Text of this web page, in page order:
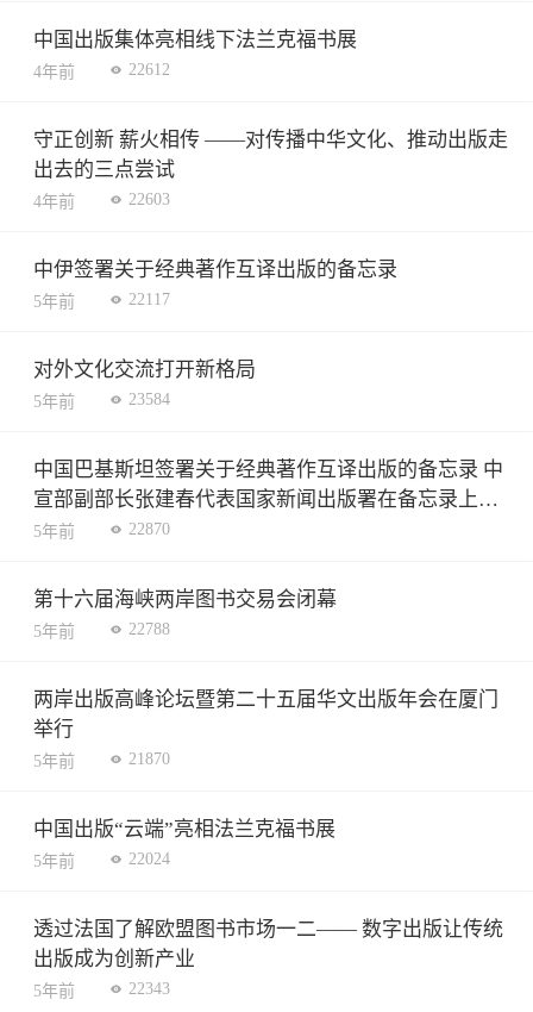
中国出版集体亮相线下法兰克福书展
4年前 22612
守正创新 薪火相传 ——对传播中华文化、推动出版走
出去的三点尝试
4年前 22603
中伊签署关于经典著作互译出版的备忘录
5年前 22117
对外文化交流打开新格局
5年前 23584
中国巴基斯坦签署关于经典著作互译出版的备忘录 中
宣部副部长张建春代表国家新闻出版署在备忘录上签
字
5年前 22870
第十六届海峡两岸图书交易会闭幕
5年前 22788
两岸出版高峰论坛暨第二十五届华文出版年会在厦门
举行
5年前 21870
中国出版“云端”亮相法兰克福书展
5年前 22024
透过法国了解欧盟图书市场一二—— 数字出版让传统
出版成为创新产业
5年前 22343